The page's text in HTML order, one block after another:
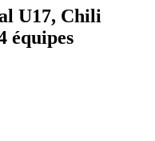
U17, Chili
équipes